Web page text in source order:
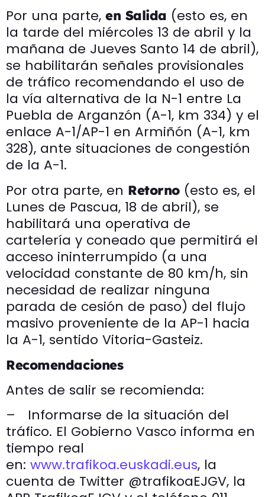
Por una parte, en Salida (esto es, en
la tarde del miércoles 13 de abril y la
mañana de Jueves Santo 14 de abril),
se habilitarán señales provisionales
de tráfico recomendando el uso de
la vía alternativa de la N-1 entre La
Puebla de Arganzón (A-1, km 334) y el
enlace A-1/AP-1 en Armiñón (A-1, km
328), ante situaciones de congestión
de la A-1.
Por otra parte, en Retorno(esto es, el
Lunes de Pascua, 18 de abril), se
habilitará una operativa de
cartelería y coneado que permitirá el
acceso ininterrumpido (a una
velocidad constante de 80 km/h, sin
necesidad de realizar ninguna
parada de cesión de paso) del flujo
masivo proveniente de la AP-1 hacia
la A-1, sentido Vitoria-Gasteiz.
Recomendaciones
Antes de salir se recomienda:
– Informarse de la situación del
tráfico. El Gobierno Vasco informa en
tiempo real
en: www.trafikoa.euskadi.eus, la
cuenta de Twitter @trafikoaEJGV, la